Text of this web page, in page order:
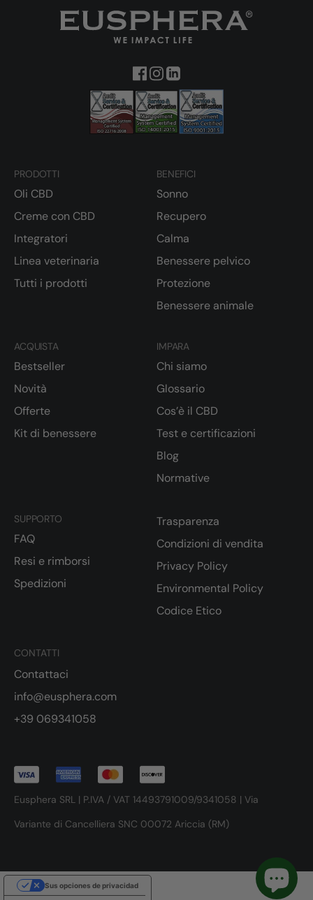
PRODOTTI
Oli CBD
Creme con CBD
Integratori
Linea veterinaria
Tutti i prodotti
BENEFICI
Sonno
Recupero
Calma
Benessere pelvico
Protezione
Benessere animale
ACQUISTA
Bestseller
Novità
Offerte
Kit di benessere
IMPARA
Chi siamo
Glossario
Cos’è il CBD
Test e certificazioni
Blog
Normative
CONTATTI
Contattaci
info@eusphera.com
+39 069341058
SUPPORTO
FAQ
Resi e rimborsi
Spedizioni
Trasparenza
Condizioni di vendita
Privacy Policy
Environmental Policy
Codice Etico
Eusphera SRL | P.IVA / VAT 14493791009/9341058 | Via
Variante di Cancelliera SNC 00072 Ariccia (RM)
Sus opciones de privacidad